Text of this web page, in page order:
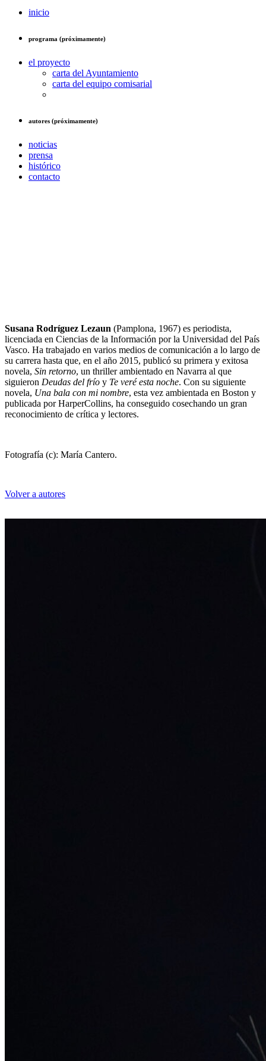
inicio
programa (próximamente)
el proyecto
carta del Ayuntamiento
carta del equipo comisarial
autores (próximamente)
noticias
prensa
histórico
contacto
Susana Rodríguez Lezaun (Pamplona, 1967) es periodista,
licenciada en Ciencias de la Información por la Universidad del País
Vasco. Ha trabajado en varios medios de comunicación a lo largo de
su carrera hasta que, en el año 2015, publicó su primera y exitosa
novela, Sin retorno, un thriller ambientado en Navarra al que
siguieron Deudas del frío y Te veré esta noche. Con su siguiente
novela, Una bala con mi nombre, esta vez ambientada en Boston y
publicada por HarperCollins, ha conseguido cosechando un gran
reconocimiento de crítica y lectores.
Fotografía (c): María Cantero.
Volver a autores